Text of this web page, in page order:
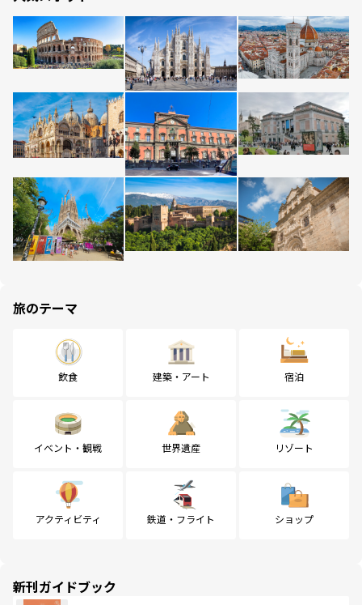
旅のテーマ
飲食 建築・アート 宿泊
イベント・観戦 世界遺産 リゾート
アクティビティ 鉄道・フライト ショップ
新刊ガイドブック